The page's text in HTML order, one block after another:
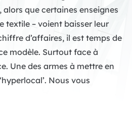
alors que certaines enseignes
textile – voient baisser leur
d’affaires, il est temps de
modèle. Surtout face à
Une des armes à mettre en
Nous vous